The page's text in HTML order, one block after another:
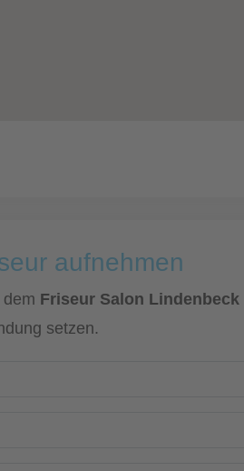
aufnehmen
Friseur Salon Lindenbeck
setzen.